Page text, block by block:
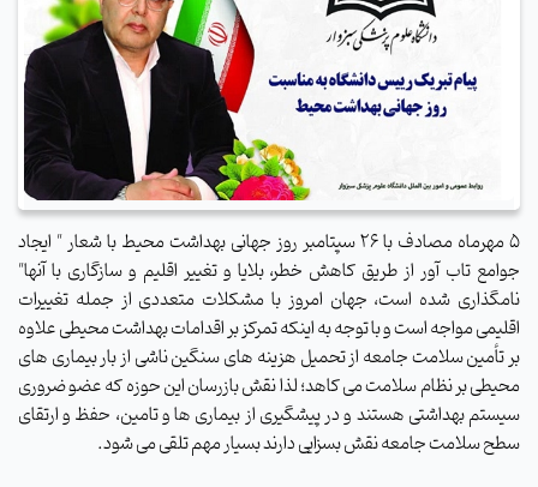
5 مهرماه مصادف با 26 سپتامبر روز جهانی بهداشت محیط با شعار " ایجاد
جوامع تاب آور از طریق کاهش خطر، بلایا و تغییر اقلیم و سازگاری با آنها"
نامگذاری شده است، جهان امروز با مشکلات متعددی از جمله تغییرات
اقلیمی مواجه است و با توجه به اینکه تمرکز بر اقدامات بهداشت محیطی علاوه
بر تأمین سلامت جامعه از تحمیل هزینه های سنگین ناشی از بار بیماری های
محیطی بر نظام سلامت می کاهد؛ لذا نقش بازرسان این حوزه که عضو ضروری
سیستم بهداشتی هستند و در پیشگیری از بیماری ها و تامین، حفظ و ارتقای
سطح سلامت جامعه نقش بسزایی دارند بسیار مهم تلقی می شود.